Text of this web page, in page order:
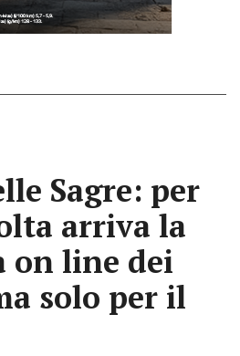
Sagre: per
arriva la
on line dei
solo per il